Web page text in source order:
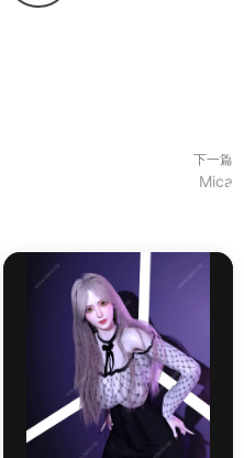
下一篇
Mica